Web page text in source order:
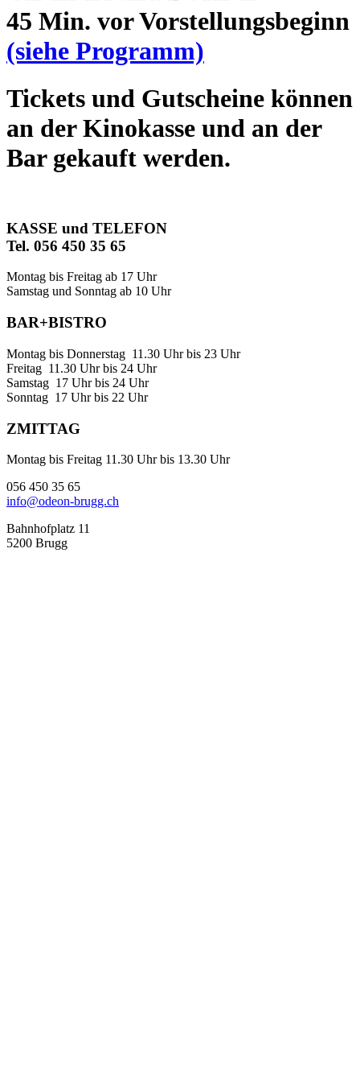
45 Min. vor Vorstellungsbeginn
(siehe Programm)
Tickets und Gutscheine können
an der Kinokasse und an der
Bar gekauft werden.
KASSE und TELEFON
Tel. 056 450 35 65
Montag bis Freitag ab 17 Uhr
Samstag und Sonntag ab 10 Uhr
BAR+BISTRO
Montag bis Donnerstag 11.30 Uhr bis 23 Uhr
Freitag 11.30 Uhr bis 24 Uhr
Samstag 17 Uhr bis 24 Uhr
Sonntag 17 Uhr bis 22 Uhr
ZMITTAG
Montag bis Freitag 11.30 Uhr bis 13.30 Uhr
056 450 35 65
info@odeon-brugg.ch
Bahnhofplatz 11
5200 Brugg